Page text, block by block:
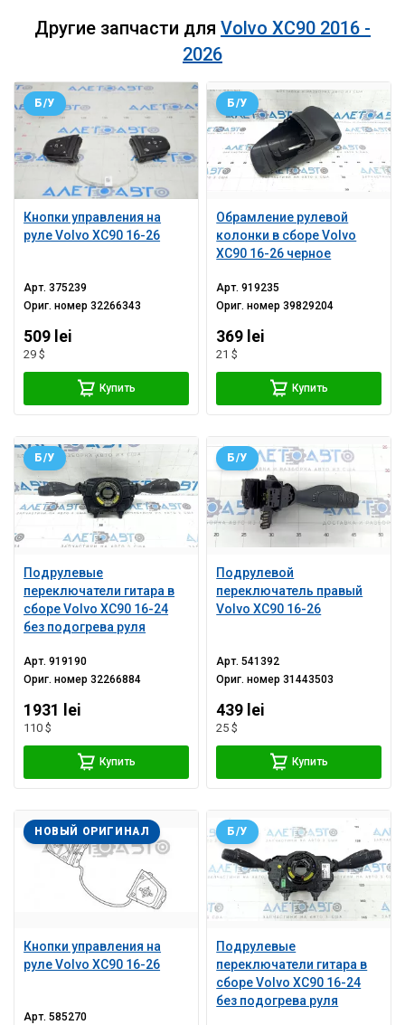
Другие запчасти для Volvo XC90 2016 -
2026
Кнопки управления на
руле Volvo XC90 16-26
Б/У
Арт.375239
Ориг. номер32266343
509 lei
29 $
Купить
Обрамление рулевой
колонки в сборе Volvo
XC90 16-26 черное
Б/У
Арт.919235
Ориг. номер39829204
369 lei
21 $
Купить
Подрулевые
переключатели гитара в
сборе Volvo XC90 16-24
без подогрева руля
Б/У
Арт.919190
Ориг. номер32266884
1931 lei
110 $
Купить
Подрулевой
переключатель правый
Volvo XC90 16-26
Б/У
Арт.541392
Ориг. номер31443503
439 lei
25 $
Купить
Кнопки управления на
руле Volvo XC90 16-26
НОВЫЙ ОРИГИНАЛ
Арт.585270
Подрулевые
переключатели гитара в
сборе Volvo XC90 16-24
без подогрева руля
Б/У